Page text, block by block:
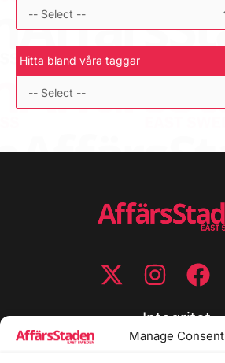
Manage Consent
Hitta bland våra taggar
Integritet